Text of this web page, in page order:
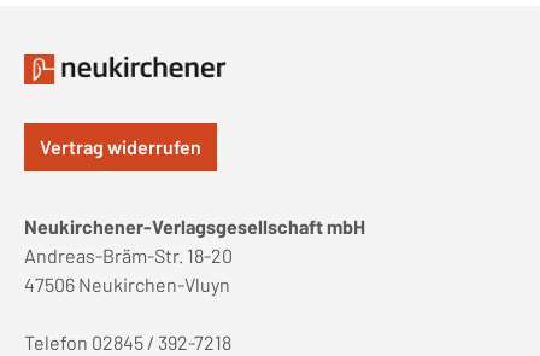
Vertrag widerrufen
Neukirchener-Verlagsgesellschaft mbH
Andreas-Bräm-Str. 18-20
47506 Neukirchen-Vluyn
Telefon 02845 / 392-7218